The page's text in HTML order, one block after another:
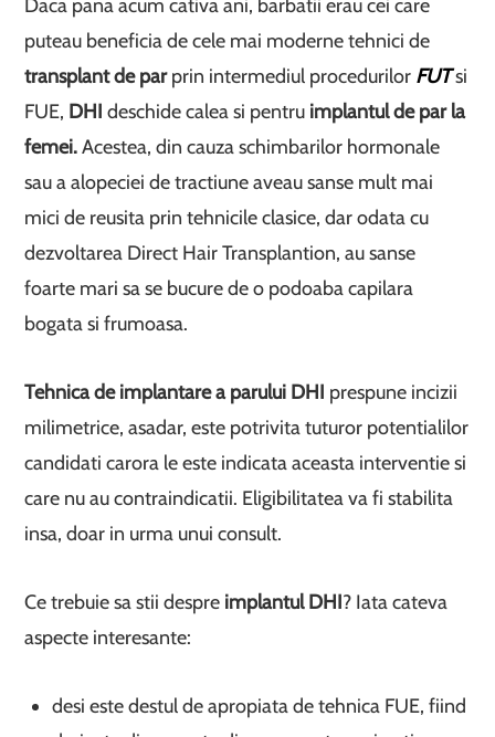
Daca pana acum cativa ani, barbatii erau cei care
puteau beneficia de cele mai moderne tehnici de
transplant de parprin intermediul procedurilor FUTsi
FUE, DHI deschide calea si pentru implantul de par la
femei.Acestea, din cauza schimbarilor hormonale
sau a alopeciei de tractiune aveau sanse mult mai
mici de reusita prin tehnicile clasice, dar odata cu
dezvoltarea Direct Hair Transplantion, au sanse
foarte mari sa se bucure de o podoaba capilara
bogata si frumoasa.
Tehnica de implantare a parului DHI prespune incizii
milimetrice, asadar, este potrivita tuturor potentialilor
candidati carora le este indicata aceasta interventie si
care nu au contraindicatii. Eligibilitatea va fi stabilita
insa, doar in urma unui consult.
Ce trebuie sa stii despre implantul DHI? Iata cateva
aspecte interesante:
desi este destul de apropiata de tehnica FUE, fiind